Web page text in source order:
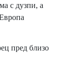
с дузпи, а
пред близо